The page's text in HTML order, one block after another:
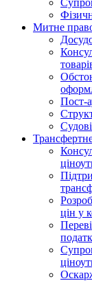
Митне
Пост-
цін у